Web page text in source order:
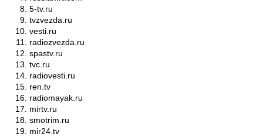
5-tv.ru
tvzvezda.ru
vesti.ru
radiozvezda.ru
spastv.ru
tvc.ru
radiovesti.ru
ren.tv
radiomayak.ru
mirtv.ru
smotrim.ru
mir24.tv